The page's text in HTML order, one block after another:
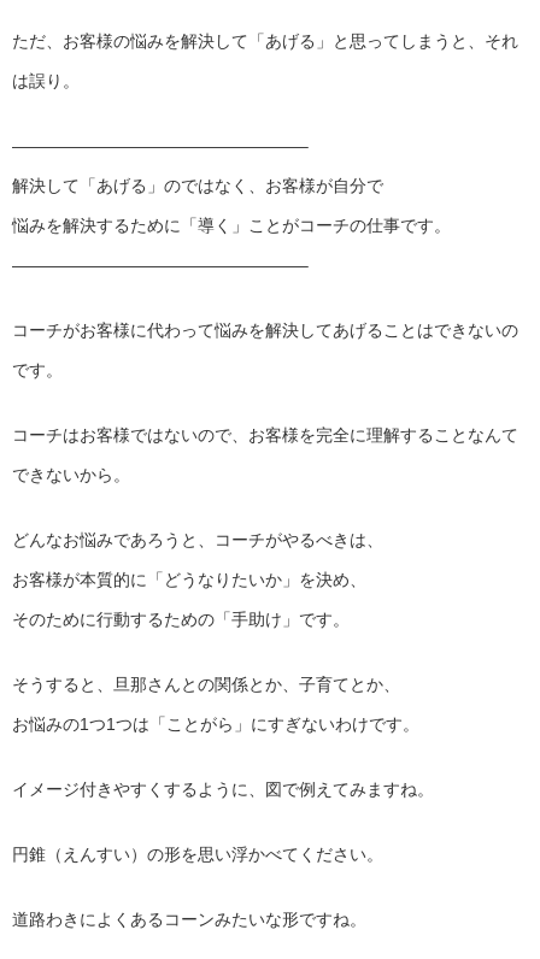
ただ、お客様の悩みを解決して「あげる」と思ってしまうと、それ
は誤り。
—————————————————–
解決して「あげる」のではなく、お客様が自分で
悩みを解決するために「導く」ことがコーチの仕事です。
—————————————————–
コーチがお客様に代わって悩みを解決してあげることはできないの
です。
コーチはお客様ではないので、お客様を完全に理解することなんて
できないから。
どんなお悩みであろうと、コーチがやるべきは、
お客様が本質的に「どうなりたいか」を決め、
そのために行動するための「手助け」です。
そうすると、旦那さんとの関係とか、子育てとか、
お悩みの1つ1つは「ことがら」にすぎないわけです。
イメージ付きやすくするように、図で例えてみますね。
円錐（えんすい）の形を思い浮かべてください。
道路わきによくあるコーンみたいな形ですね。